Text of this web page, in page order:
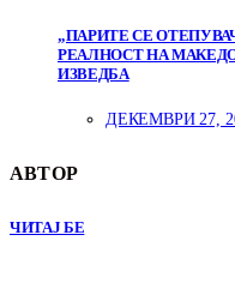
„ПАРИТЕ СЕ
РЕАЛНОСТ НА
ИЗВЕДБА
ДЕКЕМВРИ 27,
АВТОР
ЧИТАЈ БЕ